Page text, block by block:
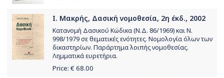
Ι. Μακρής, Δασική νομοθεσία, 2η έκδ., 2002
Κατανομή Δασικού Κώδικα (Ν.Δ. 86/1969) και Ν.
998/1979 σε θεματικές ενότητες. Νομολογία όλων των
δικαστηρίων. Παράρτημα λοιπής νομοθεσίας.
Λημματικά ευρετήρια.
Price: € 68.00